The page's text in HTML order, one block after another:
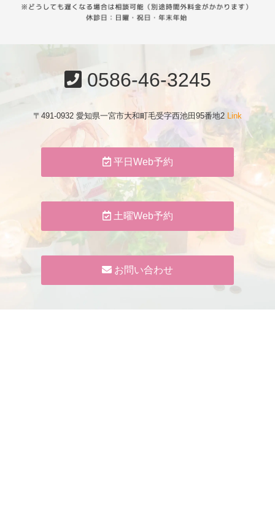
0586-46-3245
〒491-0932 愛知県一宮市大和町毛受字西池田95番地2 Link
平日Web予約
土曜Web予約
お問い合わせ